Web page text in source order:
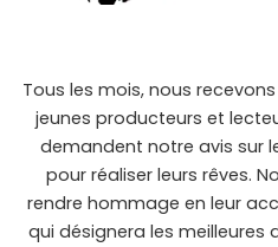
Tous les mois, nous
jeunes producteurs et
demandent notre avis sur
pour réaliser leurs rêves.
rendre hommage en leur
qui désignera les meilleures